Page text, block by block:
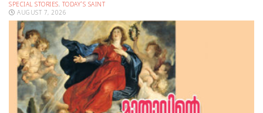
SPECIAL STORIES, TODAY'S SAINT
AUGUST 7, 2026